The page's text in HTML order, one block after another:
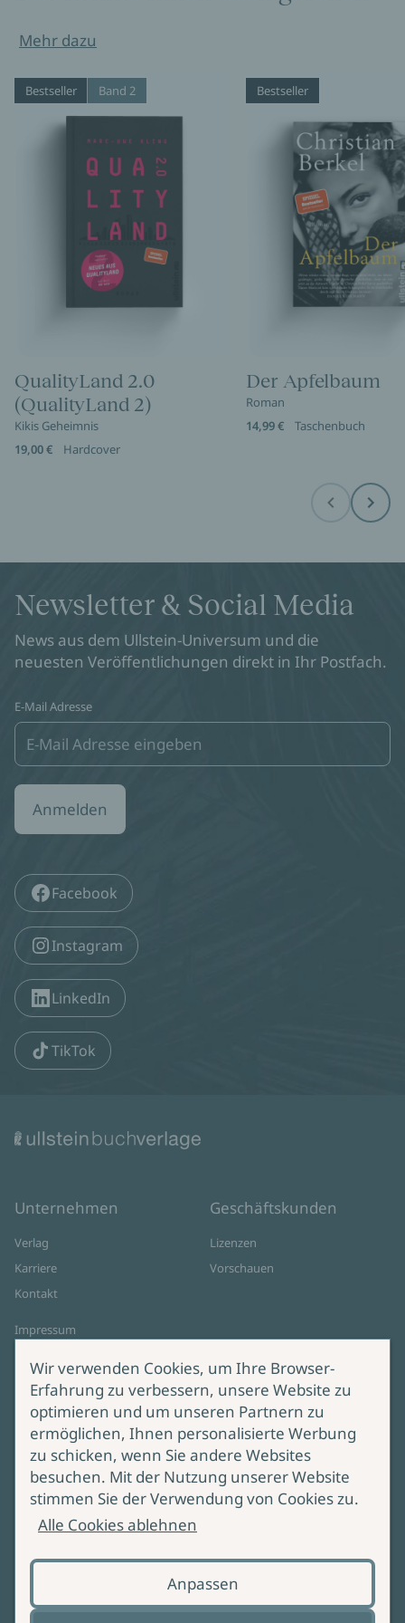
Mehr dazu
Bestseller Band 2
QualityLand 2.0
(QualityLand 2)
Kikis Geheimnis
19,00 €
Hardcover
Bestseller
Der Apfelbaum
Roman
14,99 €
Taschenbuch
Before Next
Newsletter & Social Media
News aus dem Ullstein-Universum und die
neuesten Veröffentlichungen direkt in Ihr Postfach.
E-Mail Adresse
Anmelden
Facebook
Instagram
LinkedIn
TikTok
Unternehmen
Verlag
Karriere
Kontakt
Impressum
Cookie-Einstellungen
AGB Online Shop
Geschäftskunden
Lizenzen
Vorschauen
Service
Lieferung & Versand
Produktsicherheit
Bei Fragen zur Produktsicherheit
wenden Sie sich bitte an
Wir verwenden Cookies, um Ihre Browser-
Erfahrung zu verbessern, unsere Website zu
optimieren und um unseren Partnern zu
ermöglichen, Ihnen personalisierte Werbung
zu schicken, wenn Sie andere Websites
besuchen. Mit der Nutzung unserer Website
stimmen Sie der Verwendung von Cookies zu.
Alle Cookies ablehnen
Anpassen